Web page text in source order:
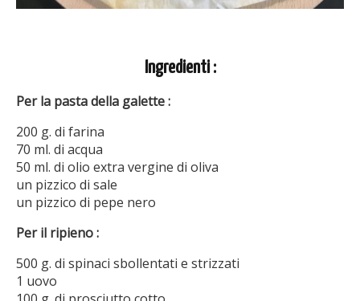
Ingredienti :
Per la pasta della galette :
200 g. di farina
70 ml. di acqua
50 ml. di olio extra vergine di oliva
un pizzico di sale
un pizzico di pepe nero
Per il ripieno :
500 g. di spinaci sbollentati e strizzati
1 uovo